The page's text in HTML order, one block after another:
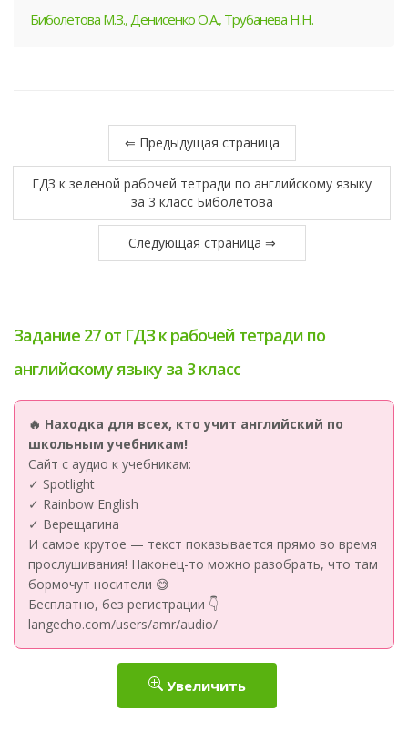
Биболетова М.З., Денисенко О.А., Трубанева Н.Н.
⇐ Предыдущая страница
ГДЗ к зеленой рабочей тетради по английскому языку
за 3 класс Биболетова
Следующая страница ⇒
Задание 27 от ГДЗ к рабочей тетради по
английскому языку за 3 класс
🔥 Находка для всех, кто учит английский по
школьным учебникам!
Сайт с аудио к учебникам:
✓ Spotlight
✓ Rainbow English
✓ Верещагина
И самое крутое — текст показывается прямо во время
прослушивания! Наконец-то можно разобрать, что там
бормочут носители 😅
Бесплатно, без регистрации 👇
langecho.com/users/amr/audio/
Увеличить